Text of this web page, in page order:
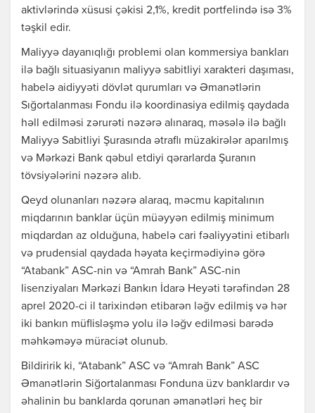
aktivlərində xüsusi çəkisi 2,1%, kredit portfelində isə 3%
təşkil edir.
Maliyyə dayanıqlığı problemi olan kommersiya bankları
ilə bağlı situasiyanın maliyyə sabitliyi xarakteri daşıması,
habelə aidiyyəti dövlət qurumları və Əmanətlərin
Sığortalanması Fondu ilə koordinasiya edilmiş qaydada
həll edilməsi zərurəti nəzərə alınaraq, məsələ ilə bağlı
Maliyyə Sabitliyi Şurasında ətraflı müzakirələr aparılmış
və Mərkəzi Bank qəbul etdiyi qərarlarda Şuranın
tövsiyələrini nəzərə alıb.
Qeyd olunanları nəzərə alaraq, məcmu kapitalının
miqdarının banklar üçün müəyyən edilmiş minimum
miqdardan az olduğuna, habelə cari fəaliyyətini etibarlı
və prudensial qaydada həyata keçirmədiyinə görə
“Atabank” ASC-nin və “Amrah Bank” ASC-nin
lisenziyaları Mərkəzi Bankın İdarə Heyəti tərəfindən 28
aprel 2020-ci il tarixindən etibarən ləğv edilmiş və hər
iki bankın müflisləşmə yolu ilə ləğv edilməsi barədə
məhkəməyə müraciət olunub.
Bildiririk ki, “Atabank” ASC və “Amrah Bank” ASC
Əmanətlərin Siğortalanması Fonduna üzv banklardır və
əhalinin bu banklarda qorunan əmanətləri heç bir